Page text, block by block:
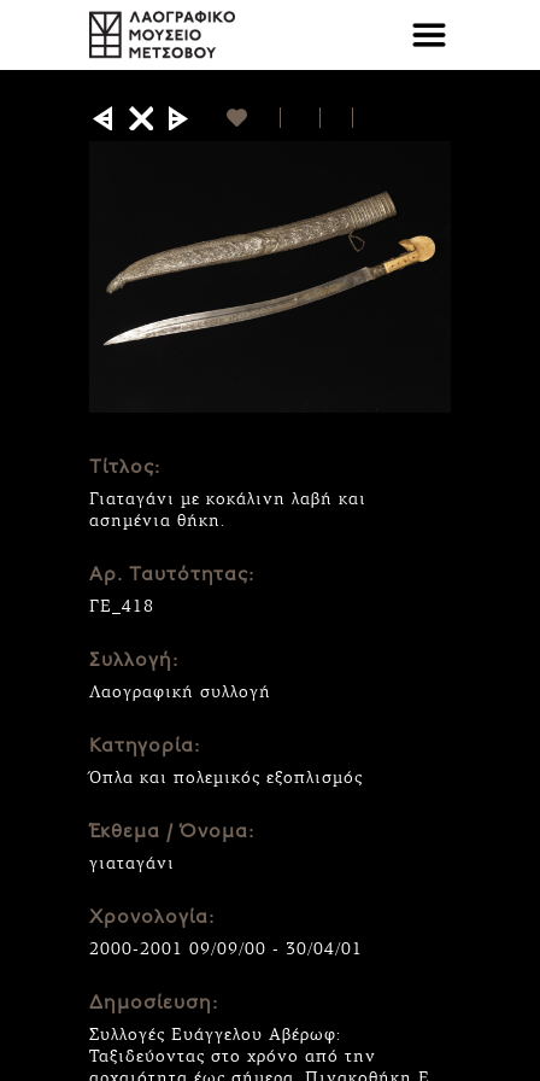
Τίτλος:
Γιαταγάνι με κοκάλινη λαβή και
ασημένια θήκη.
Αρ. Ταυτότητας:
ΓΕ_418
Συλλογή:
Λαογραφική συλλογή
Κατηγορία:
Όπλα και πολεμικός εξοπλισμός
Έκθεμα / Όνομα:
γιαταγάνι
Χρονολογία:
2000-2001 09/09/00 - 30/04/01
Δημοσίευση:
Συλλογές Ευάγγελου Αβέρωφ:
Ταξιδεύοντας στο χρόνο από την